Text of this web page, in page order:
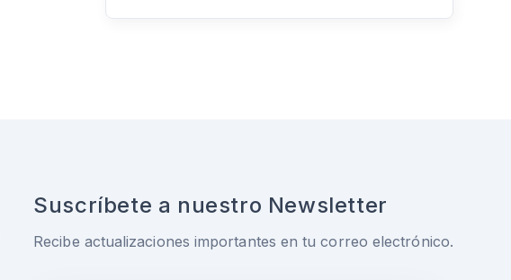
Suscríbete a nuestro Newsletter
Recibe actualizaciones importantes en tu correo electrónico.